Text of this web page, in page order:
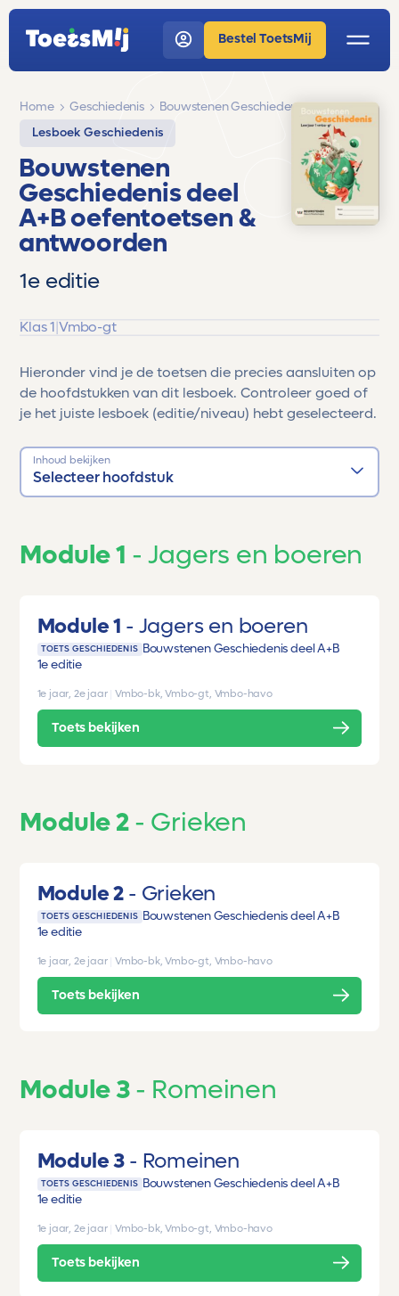
Bestel ToetsMij
Home Geschiedenis
Bouwstenen Geschiedenis
Lesboek Geschiedenis
Bouwstenen
Geschiedenis deel
A+B oefentoetsen &
antwoorden
1e editie
Klas 1|Vmbo-gt
Hieronder vind je de toetsen die precies aansluiten op
de hoofdstukken van dit lesboek. Controleer goed of
je het juiste lesboek (editie/niveau) hebt geselecteerd.
Inhoud bekijken
Selecteer hoofdstuk
Module 1 Jagers en boeren
Module 1 Jagers en boeren
TOETS GESCHIEDENIS Bouwstenen Geschiedenis deel A+B
1e editie
1e jaar, 2e jaar Vmbo-bk, Vmbo-gt, Vmbo-havo
Toets bekijken
Module 2 Grieken
Module 2 Grieken
TOETS GESCHIEDENIS Bouwstenen Geschiedenis deel A+B
1e editie
1e jaar, 2e jaar Vmbo-bk, Vmbo-gt, Vmbo-havo
Toets bekijken
Module 3 Romeinen
Module 3 Romeinen
TOETS GESCHIEDENIS Bouwstenen Geschiedenis deel A+B
1e editie
1e jaar, 2e jaar Vmbo-bk, Vmbo-gt, Vmbo-havo
Toets bekijken